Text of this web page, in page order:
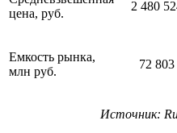
цена, руб.
2 480
Емкость рынка,
млн руб.
72 803
Источник: